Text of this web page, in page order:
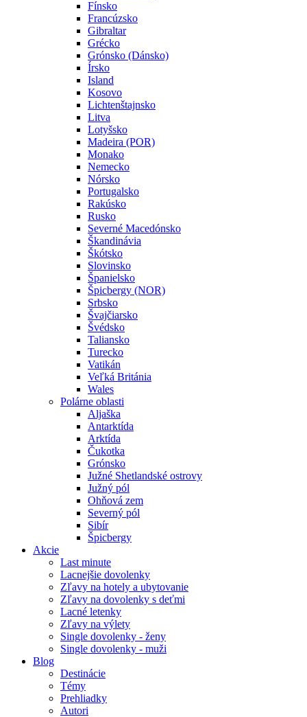
Fínsko
Francúzsko
Gibraltar
Grécko
Grónsko (Dánsko)
Írsko
Island
Kosovo
Lichtenštajnsko
Litva
Lotyšsko
Madeira (POR)
Monako
Nemecko
Nórsko
Portugalsko
Rakúsko
Rusko
Severné Macedónsko
Škandinávia
Škótsko
Slovinsko
Španielsko
Špicbergy (NOR)
Srbsko
Švajčiarsko
Švédsko
Taliansko
Turecko
Vatikán
Veľká Británia
Wales
Polárne oblasti
Aljaška
Antarktída
Arktída
Čukotka
Grónsko
Južné Shetlandské ostrovy
Južný pól
Ohňová zem
Severný pól
Sibír
Špicbergy
Akcie
Last minute
Lacnejšie dovolenky
Zľavy na hotely a ubytovanie
Zľavy na dovolenky s deťmi
Lacné letenky
Zľavy na výlety
Single dovolenky - ženy
Single dovolenky - muži
Blog
Destinácie
Témy
Prehliadky
Autori